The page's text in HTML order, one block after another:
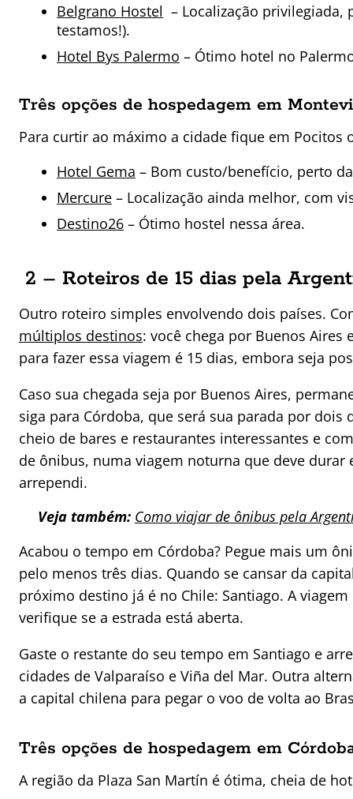
Belgrano Hostel – Localização
testamos!).
Hotel Bys Palermo – Ótimo hotel no
Três opções de hospedagem em
Para curtir ao máximo a cidade fique em Pocitos
Hotel Gema – Bom custo/benefício, perto
Mercure – Localização ainda melhor, com
Destino26 – Ótimo hostel nessa área.
2 – Roteiros de 15 dias pela
Outro roteiro simples envolvendo dois países.
múltiplos destinos: você chega por Buenos
para fazer essa viagem é 15 dias, embora seja
Caso sua chegada seja por Buenos Aires,
siga para Córdoba, que será sua parada por
cheio de bares e restaurantes interessantes e
de ônibus, numa viagem noturna que deve
arrependi.
Veja também: Como viajar de ônibus pela
Acabou o tempo em Córdoba? Pegue mais um
pelo menos três dias. Quando se cansar da
próximo destino já é no Chile: Santiago. A
verifique se a estrada está aberta.
Gaste o restante do seu tempo em Santiago e
cidades de Valparaíso e Viña del Mar. Outra
a capital chilena para pegar o voo de volta ao
Três opções de hospedagem em
A região da Plaza San Martín é ótima, cheia de